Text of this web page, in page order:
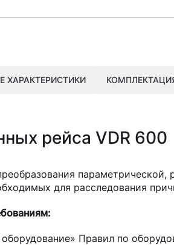
ХАРАКТЕРИСТИКИ
рейса VDR 600
для расследования
Правил по